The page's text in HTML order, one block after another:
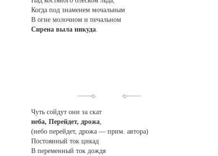
Когда под знаменем мочальным
В огне молочном и печальном
Сирена выла никуда.
Чуть сойдут они за скат
неба, Перейдет, дрожа,
(небо перейдет, дрожа — прим. автора)
Постоянный ток цикад
В переменный ток дождя